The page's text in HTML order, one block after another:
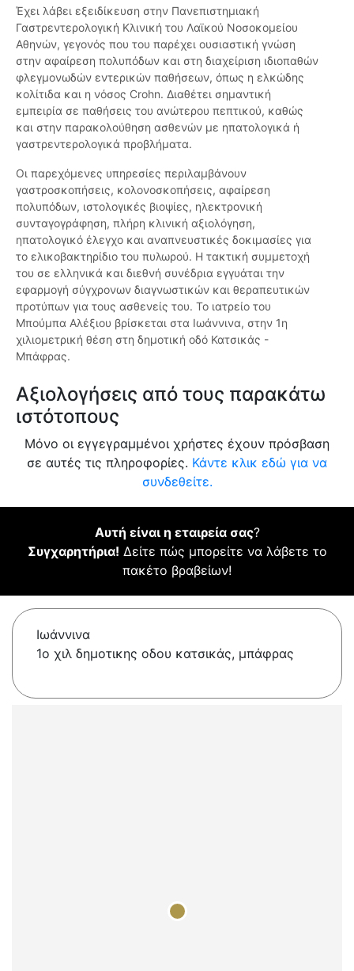
Έχει λάβει εξειδίκευση στην Πανεπιστημιακή
Γαστρεντερολογική Κλινική του Λαϊκού Νοσοκομείου
Αθηνών, γεγονός που του παρέχει ουσιαστική γνώση
στην αφαίρεση πολυπόδων και στη διαχείριση ιδιοπαθών
φλεγμονωδών εντερικών παθήσεων, όπως η ελκώδης
κολίτιδα και η νόσος Crohn. Διαθέτει σημαντική
εμπειρία σε παθήσεις του ανώτερου πεπτικού, καθώς
και στην παρακολούθηση ασθενών με ηπατολογικά ή
γαστρεντερολογικά προβλήματα.
Οι παρεχόμενες υπηρεσίες περιλαμβάνουν
γαστροσκοπήσεις, κολονοσκοπήσεις, αφαίρεση
πολυπόδων, ιστολογικές βιοψίες, ηλεκτρονική
συνταγογράφηση, πλήρη κλινική αξιολόγηση,
ηπατολογικό έλεγχο και αναπνευστικές δοκιμασίες για
το ελικοβακτηρίδιο του πυλωρού. Η τακτική συμμετοχή
του σε ελληνικά και διεθνή συνέδρια εγγυάται την
εφαρμογή σύγχρονων διαγνωστικών και θεραπευτικών
προτύπων για τους ασθενείς του. Το ιατρείο του
Μπούμπα Αλέξιου βρίσκεται στα Ιωάννινα, στην 1η
χιλιομετρική θέση στη δημοτική οδό Κατσικάς -
Μπάφρας.
Αξιολογήσεις από τους παρακάτω
ιστότοπους
Μόνο οι εγγεγραμμένοι χρήστες έχουν πρόσβαση
σε αυτές τις πληροφορίες. Κάντε κλικ εδώ για να
συνδεθείτε.
Αυτή είναι η εταιρεία σας?
Συγχαρητήρια! Δείτε πώς μπορείτε να λάβετε το
πακέτο βραβείων!
Ιωάννινα
1ο χιλ δημοτικης οδου κατσικάς, μπάφρας